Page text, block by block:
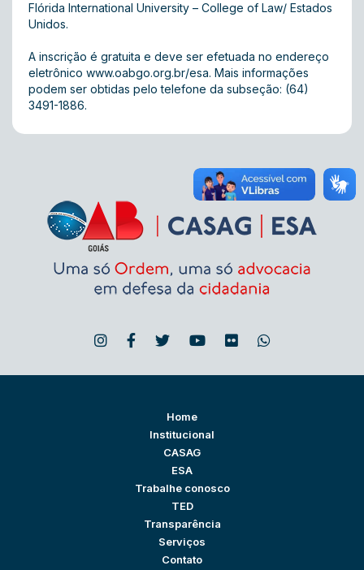
Flórida International University – College of Law/ Estados
Unidos.
A inscrição é gratuita e deve ser efetuada no endereço
eletrônico www.oabgo.org.br/esa. Mais informações
podem ser obtidas pelo telefone da subseção: (64)
3491-1886.
Home
Institucional
CASAG
ESA
Trabalhe conosco
TED
Transparência
Serviços
Contato